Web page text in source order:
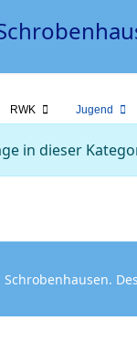
RWK Jugend
in dieser